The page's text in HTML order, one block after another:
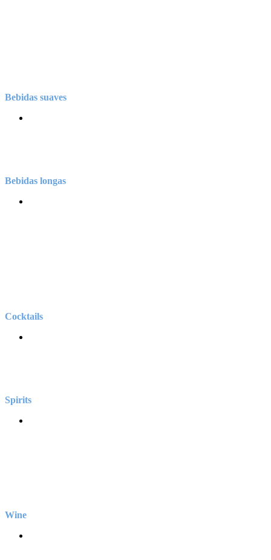
Bebidas suaves
Bebidas longas
Cocktails
Spirits
Wine